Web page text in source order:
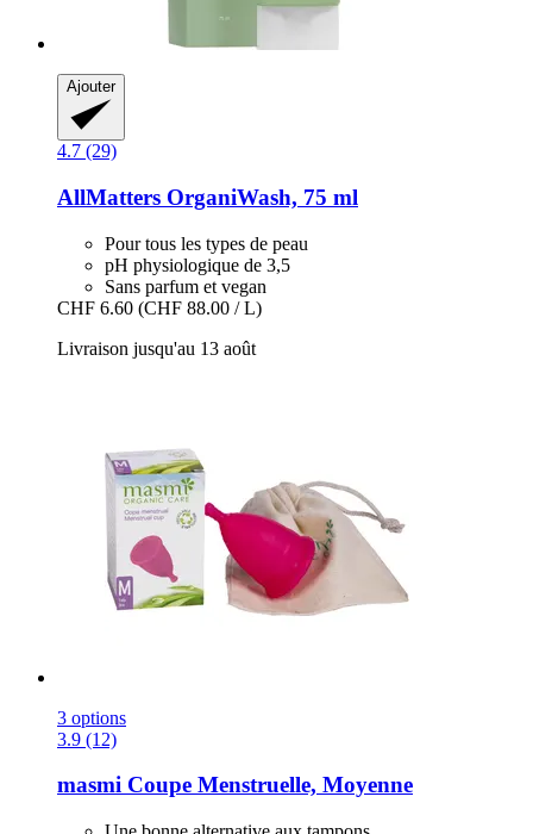
Ajouter
4.7 (29)
AllMatters OrganiWash, 75 ml
Pour tous les types de peau
pH physiologique de 3,5
Sans parfum et vegan
CHF 6.60 (CHF 88.00 / L)
Livraison jusqu'au 13 août
3 options
3.9 (12)
masmi Coupe Menstruelle, Moyenne